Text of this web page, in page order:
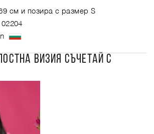
см и позира с размер S
ВИЗИЯ СЪЧЕТАЙ С